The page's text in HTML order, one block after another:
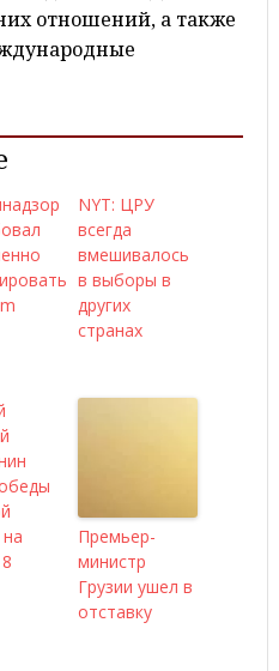
отношений, а также
NYT: ЦРУ
всегда
вмешивалось
в выборы в
других
странах
Премьер-
министр
Грузии ушел в
отставку